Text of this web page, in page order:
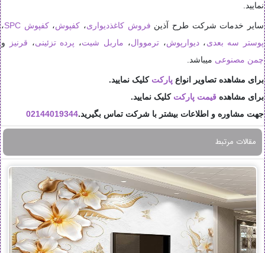
نمایید.
سایر خدمات شرکت طرح آذین فروش کاغذدیواری، کفپوش،کفپوش SPC
،
پوستر سه بعدی،دیوارپوش،ترمووال، ماربل شیت، پرده تزئینی، قرنیز
و
چمن مصنوعی میباشد.
برای مشاهده تصاویر انواع پارکت کلیک نمایید.
برای مشاهده قیمت پارکت کلیک نمایید.
جهت مشاوره و اطلاعات بیشتر با شرکت تماس بگیرید.02144019344
مقالات مرتبط